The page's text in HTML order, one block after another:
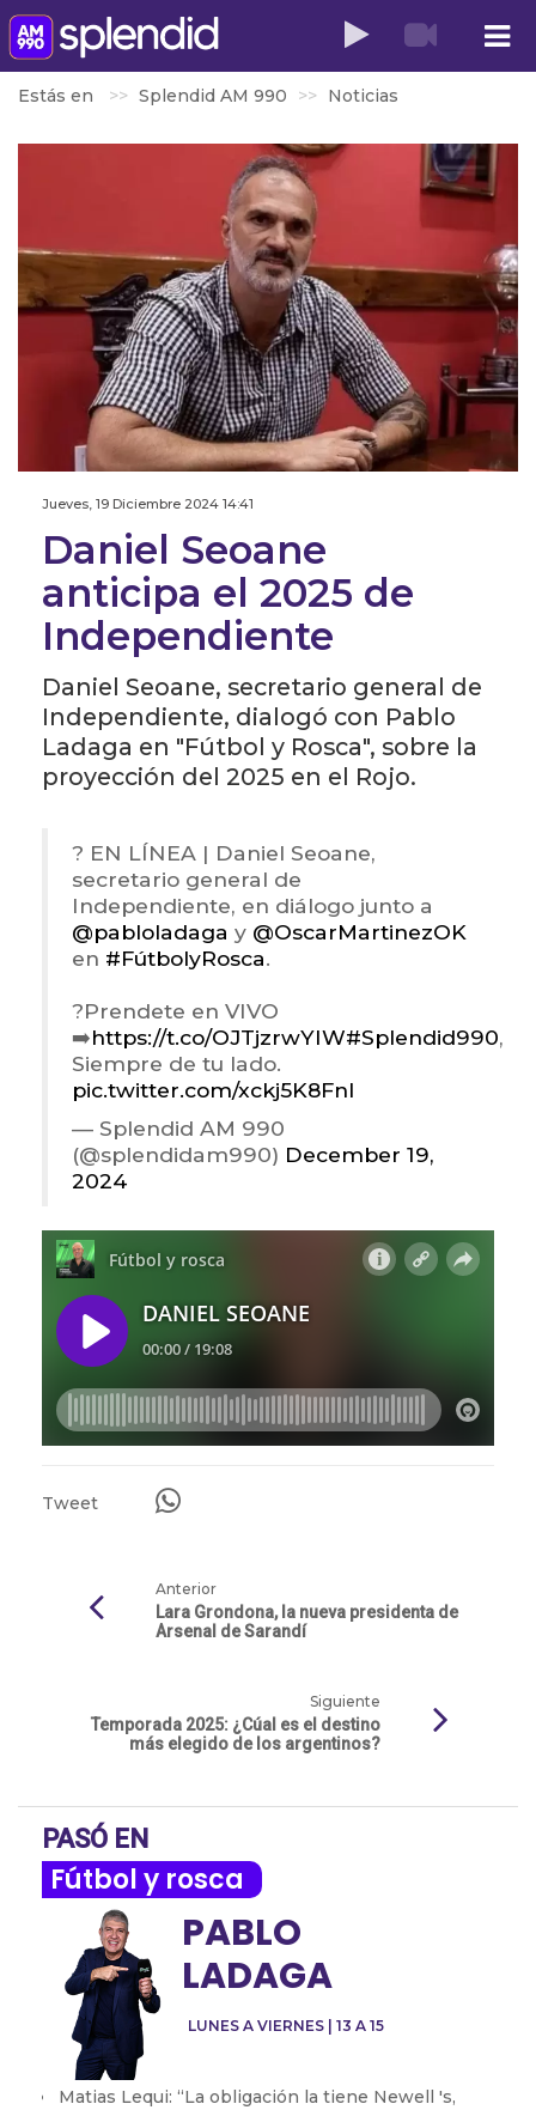
Estás en Splendid AM 990 Noticias
Jueves, 19 Diciembre 2024 14:41
Daniel Seoane
anticipa el 2025 de
Independiente
Daniel Seoane, secretario general de
Independiente, dialogó con Pablo
Ladaga en "Fútbol y Rosca", sobre la
proyección del 2025 en el Rojo.
? EN LÍNEA | Daniel Seoane,
secretario general de
Independiente, en diálogo junto a
@pabloladaga y @OscarMartinezOK
en #FútbolyRosca.
?Prendete en VIVO
➡️https://t.co/OJTjzrwYIW#Splendid990,
Siempre de tu lado.
pic.twitter.com/xckj5K8Fnl
— Splendid AM 990
(@splendidam990) December 19,
2024
Tweet
Anterior
Lara Grondona, la nueva presidenta de
Arsenal de Sarandí
Siguiente
Temporada 2025: ¿Cúal es el destino
más elegido de los argentinos?
PASÓ EN
Fútbol y rosca
LUNES A VIERNES | 13 A 15
PABLO
LADAGA
Matias Lequi: “La obligación la tiene Newell 's,